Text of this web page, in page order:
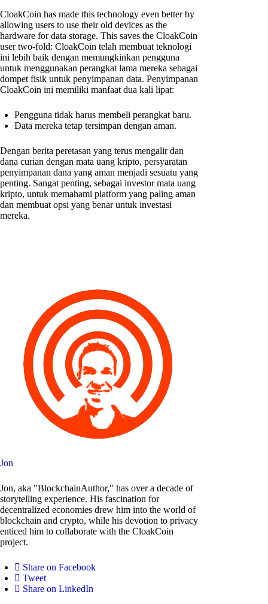
CloakCoin has made this technology even better by
allowing users to use their old devices as the
hardware for data storage. This saves the CloakCoin
user two-fold: CloakCoin telah membuat teknologi
ini lebih baik dengan memungkinkan pengguna
untuk menggunakan perangkat lama mereka sebagai
dompet fisik untuk penyimpanan data. Penyimpanan
CloakCoin ini memiliki manfaat dua kali lipat:
Pengguna tidak harus membeli perangkat baru.
Data mereka tetap tersimpan dengan aman.
Dengan berita peretasan yang terus mengalir dan
dana curian dengan mata uang kripto, persyaratan
penyimpanan dana yang aman menjadi sesuatu yang
penting. Sangat penting, sebagai investor mata uang
kripto, untuk memahami platform yang paling aman
dan membuat opsi yang benar untuk investasi
mereka.
Jon
Jon, aka "BlockchainAuthor," has over a decade of
storytelling experience. His fascination for
decentralized economies drew him into the world of
blockchain and crypto, while his devotion to privacy
enticed him to collaborate with the CloakCoin
project.
Share on Facebook
Tweet
Share on LinkedIn